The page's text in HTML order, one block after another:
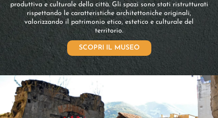
produttiva e culturale della città. Gli spazi sono stati ristrutturati
rispettando le caratteristiche architettoniche originali,
valorizzando il patrimonio etico, estetico e culturale del
territorio.
SCOPRI IL MUSEO